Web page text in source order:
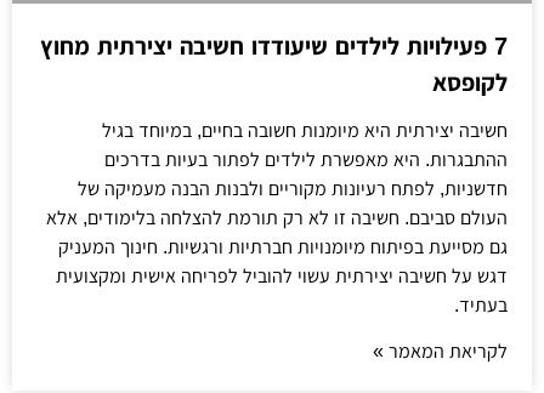
7 פעילויות לילדים שיעודדו חשיבה יצירתית מחוץ
לקופסא
חשיבה יצירתית היא מיומנות חשובה בחיים, במיוחד בגיל
ההתבגרות. היא מאפשרת לילדים לפתור בעיות בדרכים
חדשניות, לפתח רעיונות מקוריים ולבנות הבנה מעמיקה של
העולם סביבם. חשיבה זו לא רק תורמת להצלחה בלימודים, אלא
גם מסייעת בפיתוח מיומנויות חברתיות ורגשיות. חינוך המעניק
דגש על חשיבה יצירתית עשוי להוביל לפריחה אישית ומקצועית
בעתיד.
לקריאת המאמר »